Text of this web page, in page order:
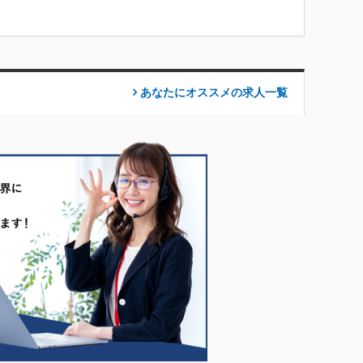
あなたにオススメの求人一覧